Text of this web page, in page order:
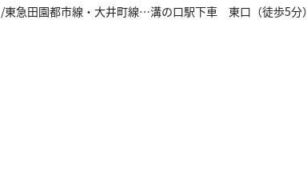
急田園都市線・大井町線…溝の口駅下車 東口（徒歩5分）